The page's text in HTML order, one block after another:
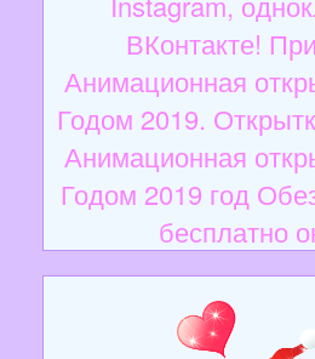
ВКонтакте!
Анимационная
Годом 2019.
Анимационная
Годом 2019 год
бесплатно